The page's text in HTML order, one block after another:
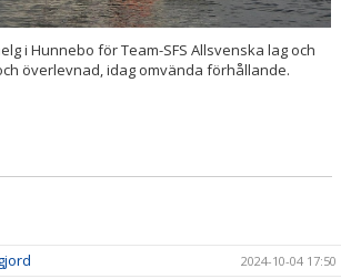
i Hunnebo för Team-SFS Allsvenska lag och
överlevnad, idag omvända förhållande.
2024-10-04 17:50